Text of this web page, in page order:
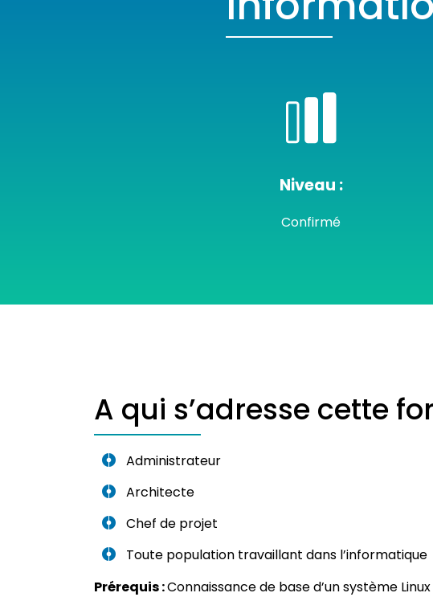
Niveau :
Confirmé
A qui s’adresse cette
Administrateur
Architecte
Chef de projet
Toute population travaillant dans l’informatique
Prérequis :Connaissance de base d’un système